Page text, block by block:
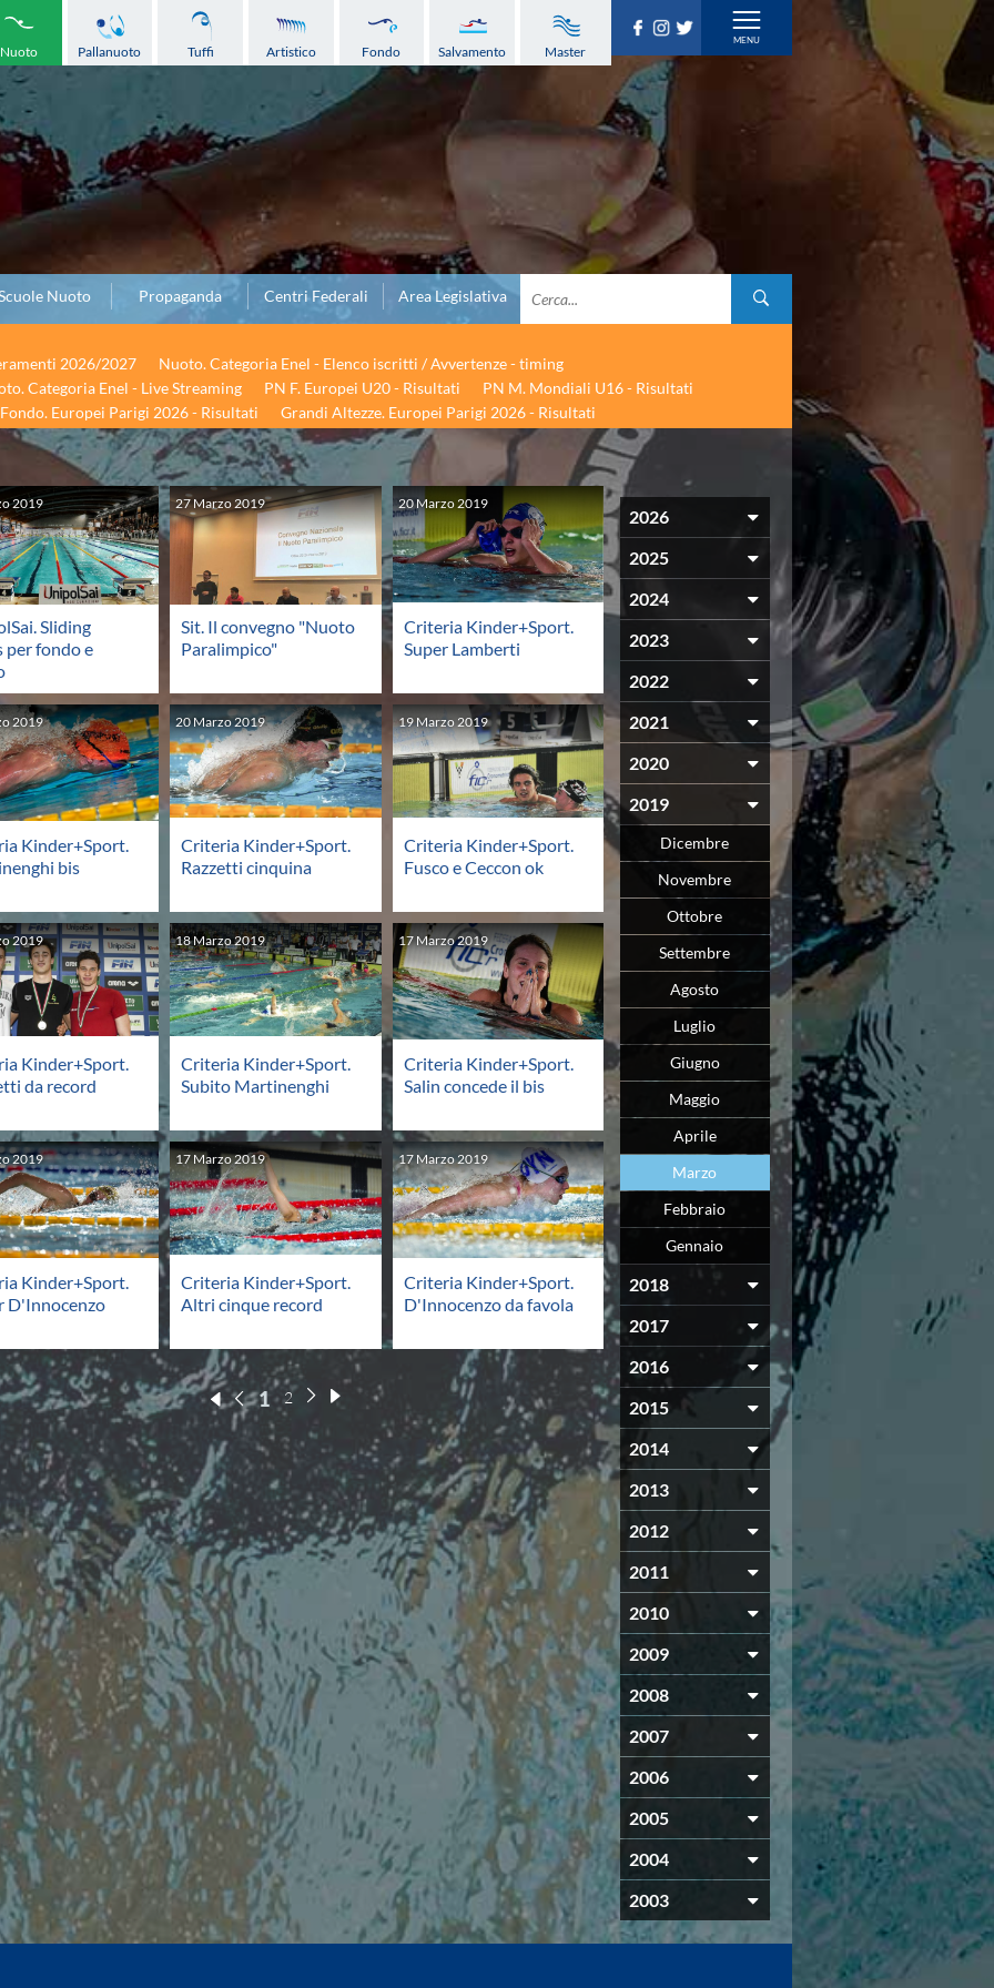
Nuoto Pallanuoto Tuffi Artistico Fondo Salvamento Master
Nuoto Propaganda Centri Federali Area Legislativa
2026/2027
Nuoto. Categoria Enel - Elenco iscritti / Avvertenze - timing
Categoria Enel - Live Streaming PN F. Europei U20 - Risultati
PN M. Mondiali U16 - Risultati
Fondo. Europei Parigi 2026 - Risultati Grandi Altezze. Europei Parigi 2026 - Risultati
2019
Sliding
per fondo e
27Marzo2019
Sit. Il convegno "Nuoto
Paralimpico"
20Marzo2019
Criteria Kinder+Sport.
Super Lamberti
2019
Kinder+Sport.
bis
20 Marzo2019
Criteria Kinder+Sport.
Razzetti cinquina
19Marzo 2019
Criteria Kinder+Sport.
Fusco e Ceccon ok
2019
Kinder+Sport.
da record
18Marzo2019
Criteria Kinder+Sport.
Subito Martinenghi
17Marzo2019
Criteria Kinder+Sport.
Salin concede il bis
2019
Kinder+Sport.
D'Innocenzo
17Marzo2019
Criteria Kinder+Sport.
Altri cinque record
17 Marzo2019
Criteria Kinder+Sport.
D'Innocenzo da favola
1 2
2026
2025
2024
2023
2022
2021
2020
2019
Dicembre
Novembre
Ottobre
Settembre
Agosto
Luglio
Giugno
Maggio
Aprile
Marzo
Febbraio
Gennaio
2018
2017
2016
2015
2014
2013
2012
2011
2010
2009
2008
2007
2006
2005
2004
2003